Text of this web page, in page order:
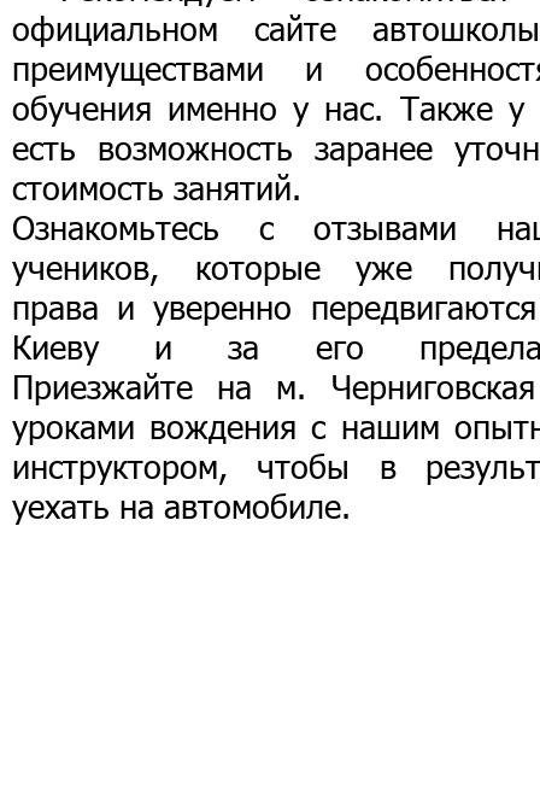
официальном сайте
преимуществами и
обучения именно у нас. Также у
есть возможность заранее
стоимость занятий.
Ознакомьтесь с отзывами
учеников, которые уже
права и уверенно
Киеву и за его
Приезжайте на м.
уроками вождения с нашим
инструктором, чтобы в
уехать на автомобиле.